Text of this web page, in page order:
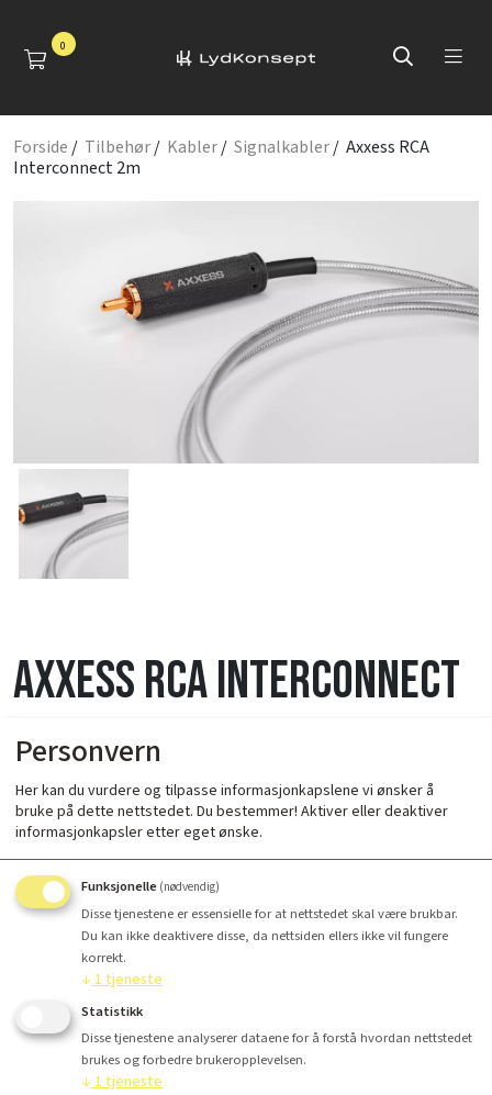
0
Forside / Tilbehør/ Kabler/ Signalkabler/ Axxess RCA
Interconnect 2m
Axxess RCA Interconnect
2m
Antall
Kjøp
Personvern
Her kan du vurdere og tilpasse informasjonkapslene vi ønsker å
bruke på dette nettstedet. Du bestemmer! Aktiver eller deaktiver
informasjonkapsler etter eget ønske.
Funksjonelle (nødvendig)
Disse tjenestene er essensielle for at nettstedet skal være brukbar.
Du kan ikke deaktivere disse, da nettsiden ellers ikke vil fungere
korrekt.
↓ 1 tjeneste
Statistikk
Disse tjenestene analyserer dataene for å forstå hvordan nettstedet
brukes og forbedre brukeropplevelsen.
↓ 1tjeneste